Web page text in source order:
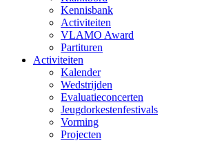
Kennisbank
Activiteiten
VLAMO Award
Partituren
Activiteiten
Kalender
Wedstrijden
Evaluatieconcerten
Jeugdorkestenfestivals
Vorming
Projecten